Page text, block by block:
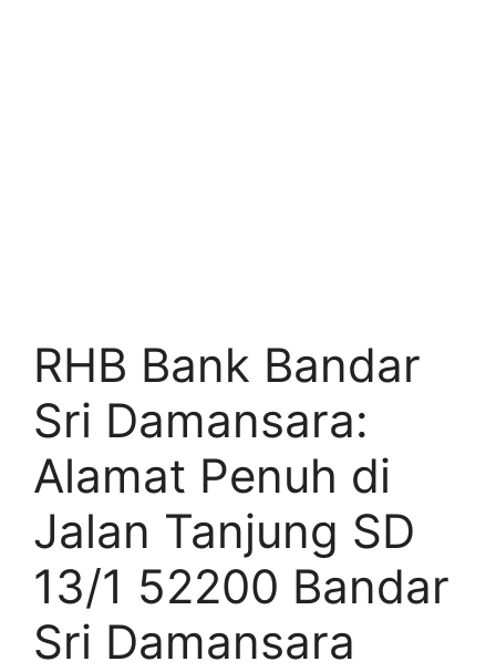
RHB Bank Bandar
Sri Damansara:
Alamat Penuh di
Jalan Tanjung SD
13/1 52200 Bandar
Sri Damansara